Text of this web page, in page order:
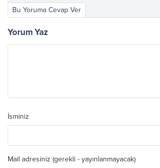
Bu Yoruma Cevap Ver
Yorum Yaz
İsminiz
Mail adresiniz (gerekli - yayınlanmayacak)